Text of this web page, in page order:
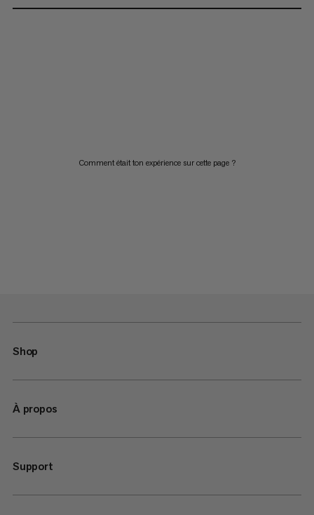
Comment était ton expérience sur cette page ?
Shop
À propos
Support